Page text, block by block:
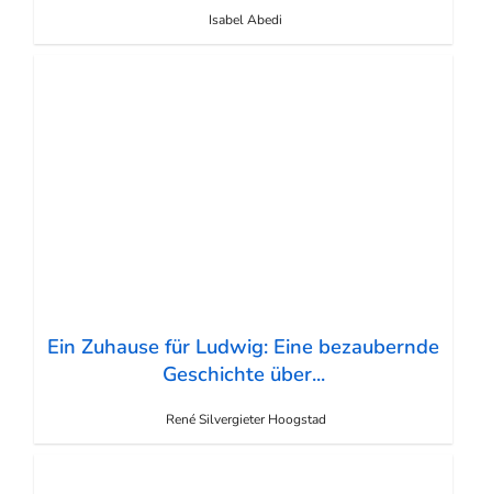
Isabel Abedi
Ein Zuhause für Ludwig: Eine bezaubernde
Geschichte über...
René Silvergieter Hoogstad